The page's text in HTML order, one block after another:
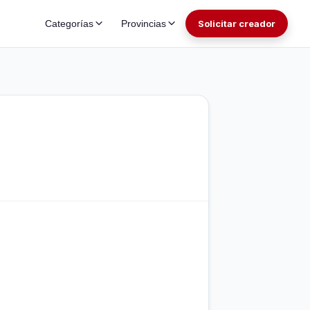
Categorías Provincias Solicitar creador